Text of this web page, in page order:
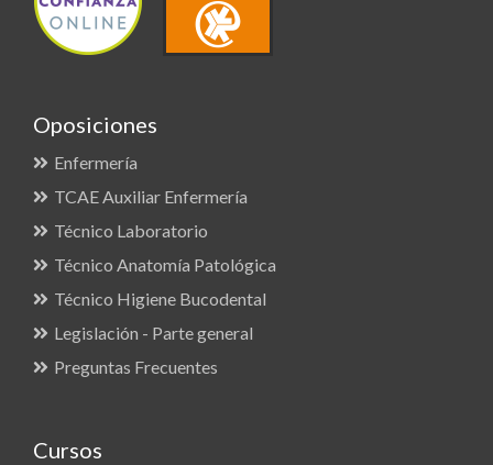
Oposiciones
Enfermería
TCAE Auxiliar Enfermería
Técnico Laboratorio
Técnico Anatomía Patológica
Técnico Higiene Bucodental
Legislación - Parte general
Preguntas Frecuentes
Cursos